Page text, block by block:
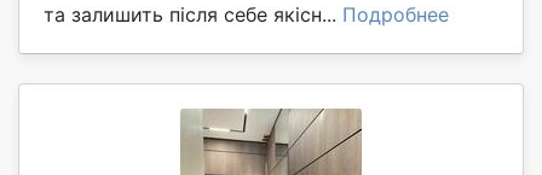
та залишить після себе якісн... Подробнее